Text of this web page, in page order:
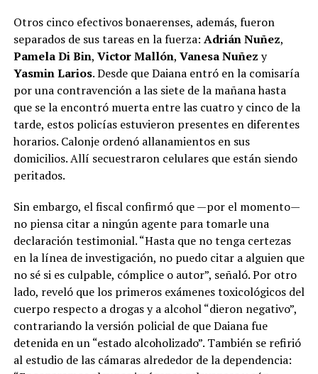
Otros cinco efectivos bonaerenses, además, fueron
separados de sus tareas en la fuerza: Adrián Nuñez,
Pamela Di Bin, Victor Mallón, Vanesa Nuñez y
Yasmin Larios. Desde que Daiana entró en la comisaría
por una contravención a las siete de la mañana hasta
que se la encontró muerta entre las cuatro y cinco de la
tarde, estos policías estuvieron presentes en diferentes
horarios. Calonje ordenó allanamientos en sus
domicilios. Allí secuestraron celulares que están siendo
peritados.
Sin embargo, el fiscal confirmó que —por el momento—
no piensa citar a ningún agente para tomarle una
declaración testimonial. “Hasta que no tenga certezas
en la línea de investigación, no puedo citar a alguien que
no sé si es culpable, cómplice o autor”, señaló. Por otro
lado, reveló que los primeros exámenes toxicológicos del
cuerpo respecto a drogas y a alcohol “dieron negativo”,
contrariando la versión policial de que Daiana fue
detenida en un “estado alcoholizado”. También se refirió
al estudio de las cámaras alrededor de la dependencia: